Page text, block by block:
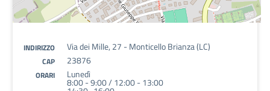
INDIRIZZO Via dei Mille, 27 - Monticello Brianza (LC)
CAP 23876
ORARI Lunedì
8:00 - 9:00 / 12:00 - 13:00